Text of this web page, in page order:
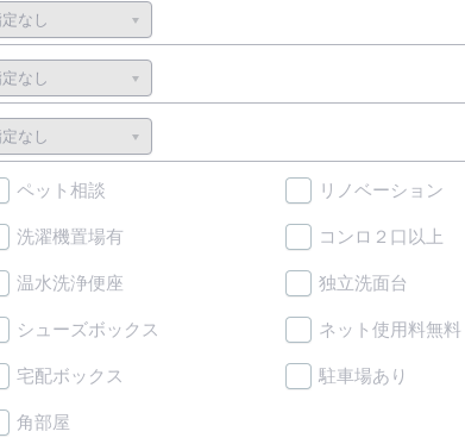
ペット相談 リノベーション
洗濯機置場有 コンロ２口以上
温水洗浄便座 独立洗面台
シューズボックス ネット使用料無料
宅配ボックス 駐車場あり
角部屋